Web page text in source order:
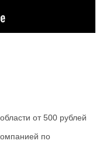
от 500 рублей
по